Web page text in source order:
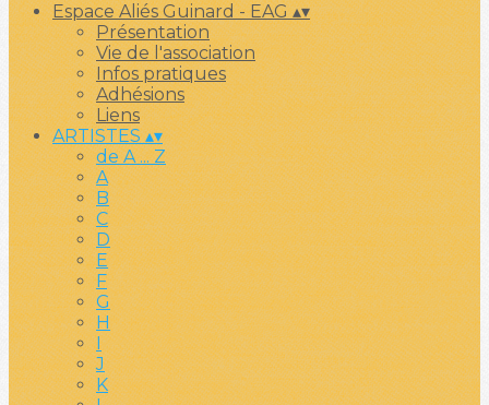
Espace Aliés Guinard - EAG▴▾
Présentation
Vie de l'association
Infos pratiques
Adhésions
Liens
ARTISTES▴▾
de A ... Z
A
B
C
D
E
F
G
H
I
J
K